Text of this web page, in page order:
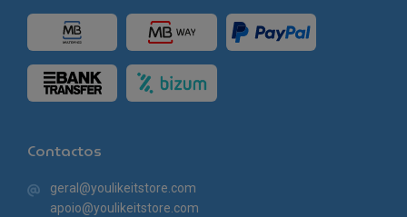
Contactos
geral@youlikeitstore.com
apoio@youlikeitstore.com